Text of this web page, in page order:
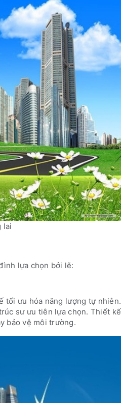
lai
lựa chọn bởi lẽ:
tối ưu hóa năng lượng tự nhiên.
sư ưu tiên lựa chọn. Thiết kế
bảo vệ môi trường.